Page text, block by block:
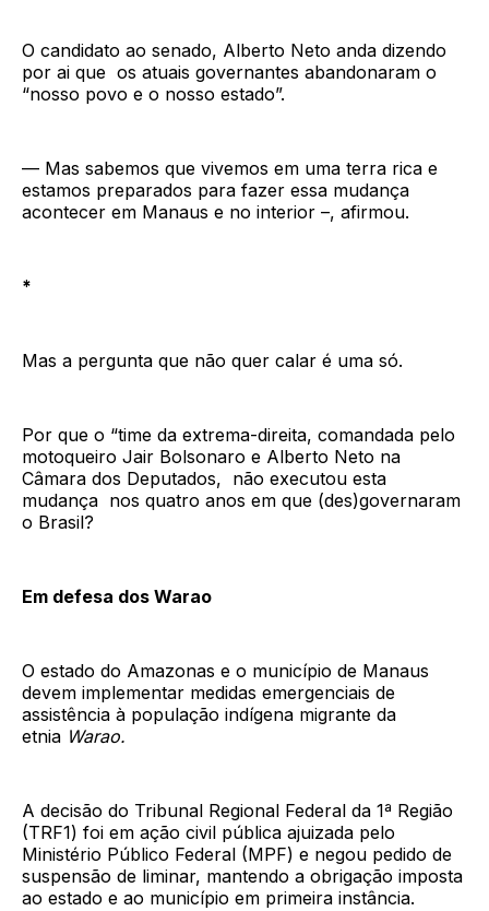
O candidato ao senado, Alberto Neto anda dizendo
por ai que os atuais governantes abandonaram o
“nosso povo e o nosso estado”.
— Mas sabemos que vivemos em uma terra rica e
estamos preparados para fazer essa mudança
acontecer em Manaus e no interior –, afirmou.
*
Mas a pergunta que não quer calar é uma só.
Por que o “time da extrema-direita, comandada pelo
motoqueiro Jair Bolsonaro e Alberto Neto na
Câmara dos Deputados, não executou esta
mudança nos quatro anos em que (des)governaram
o Brasil?
Em defesa dos Warao
O estado do Amazonas e o município de Manaus
devem implementar medidas emergenciais de
assistência à população indígena migrante da
etnia Warao.
A decisão do Tribunal Regional Federal da 1ª Região
(TRF1) foi em ação civil pública ajuizada pelo
Ministério Público Federal (MPF) e negou pedido de
suspensão de liminar, mantendo a obrigação imposta
ao estado e ao município em primeira instância.